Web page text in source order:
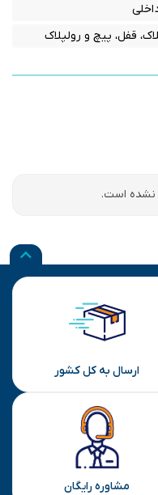
قفل، پیچ و رولپلاک
است.
ارسال به کل کشور
مشاوره رایگان